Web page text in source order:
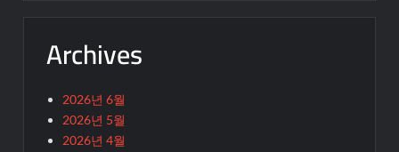
Archives
2026년 6월
2026년 5월
2026년 4월